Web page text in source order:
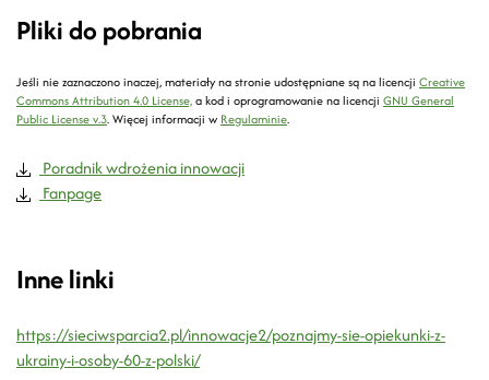
Pliki do pobrania
Jeśli nie zaznaczono inaczej, materiały na stronie udostępniane są na licencji Creative
Commons Attribution 4.0 License,a kod i oprogramowanie na licencji GNU General
Public License v.3.Więcej informacji w Regulaminie.
Poradnik wdrożenia innowacji
Fanpage
Inne linki
https://sieciwsparcia2.pl/innowacje2/poznajmy-sie-opiekunki-z-
ukrainy-i-osoby-60-z-polski/